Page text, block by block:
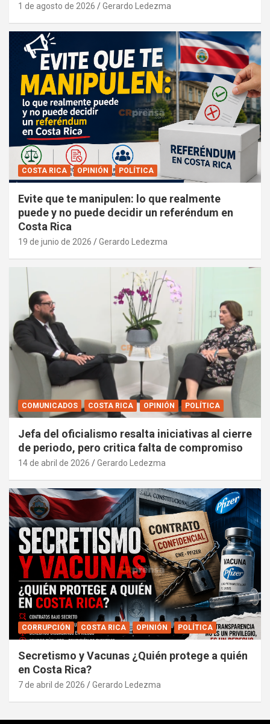
1 de agosto de 2026 Gerardo Ledezma
COSTA RICA OPINIÓN POLÍTICA
Evite que te manipulen: lo que realmente
puede y no puede decidir un referéndum en
Costa Rica
19 de junio de 2026 Gerardo Ledezma
COMUNICADOS COSTA RICA OPINIÓN POLÍTICA
Jefa del oficialismo resalta iniciativas al cierre
de periodo, pero critica falta de compromiso
14 de abril de 2026 Gerardo Ledezma
CORRUPCIÓN COSTA RICA OPINIÓN POLÍTICA
Secretismo y Vacunas ¿Quién protege a quién
en Costa Rica?
7 de abril de 2026 Gerardo Ledezma